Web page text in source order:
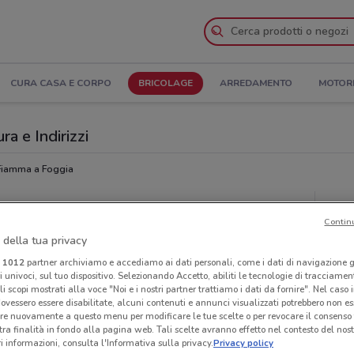
CURA CASA E CORPO BRICOLAGE ARREDAMENTO MOTORI
e Indirizzi
a Foggia
della tua privacy
1012partner archiviamo e accediamo ai dati personali, come i dati di navigazione
sul tuo dispositivo. Selezionando Accetto, abiliti le tecnologie di
scopi mostrati alla voce "Noi e i nostri partner trattiamo i dati da fornire". Nel caso
essere disabilitate, alcuni contenuti e annunci visualizzati potrebbero non
nuovamente a questo menu per modificare le tue scelte o per revocare il
finalità in fondo alla pagina web. Tali scelte avranno effetto nel contesto del
informazioni, consulta l'Informativa sulla privacy.Privacy policy